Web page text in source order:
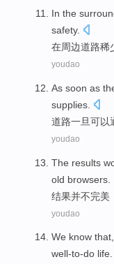
In the
safety.
在周边道路稀
youdao
As soon as
supplies
道路一旦可以
youdao
The results
old browsers
结果并不完美
youdao
We know that
well-to-do life.